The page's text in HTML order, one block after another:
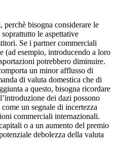
bisogna considerare le
le aspettative
Se i partner commerciali
(ad esempio, introducendo a loro
potrebbero diminuire.
un minor afflusso di
di valuta domestica che di
a questo, bisogna ricordare
dei dazi possono
un segnale di incertezza
commerciali internazionali.
o a un aumento del premio
debolezza della valuta